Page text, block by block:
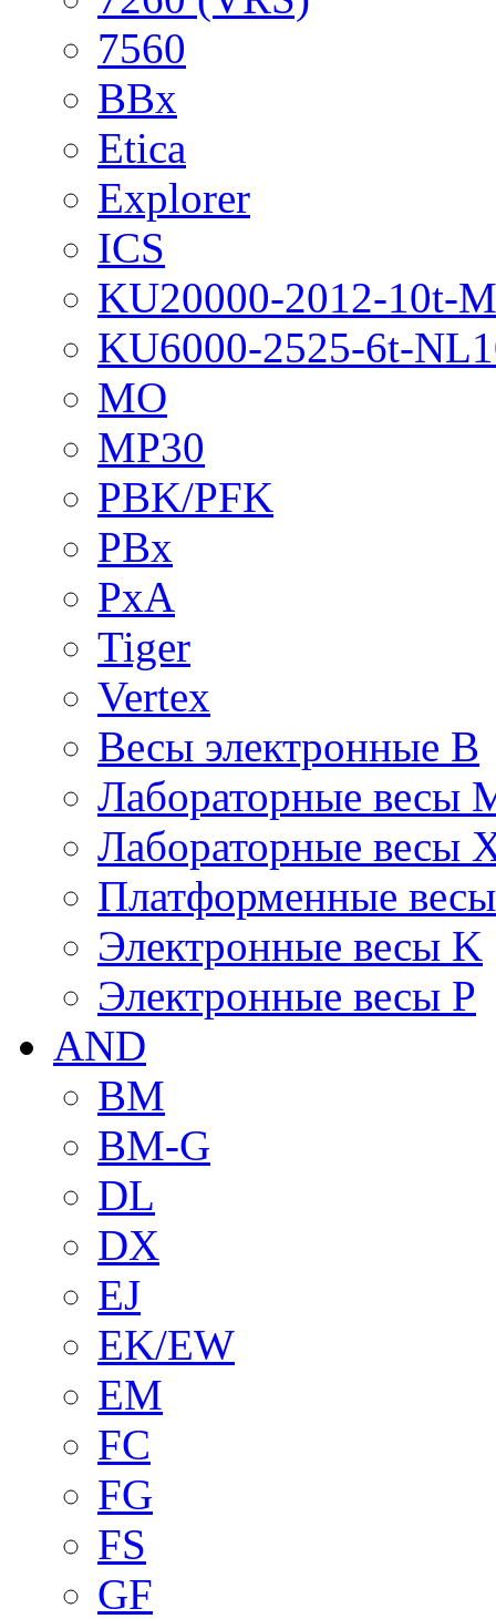
7560
BBx
Etica
Explorer
ICS
KU20000-2012-10t-
KU6000-2525-6t-
MO
MP30
PBK/PFK
PBx
PxA
Tiger
Vertex
Весы электронные B
Лабораторные весы
Лабораторные весы
Платформенные
Электронные весы K
Электронные весы P
AND
BM
BM-G
DL
DX
EJ
EK/EW
EM
FC
FG
FS
GF